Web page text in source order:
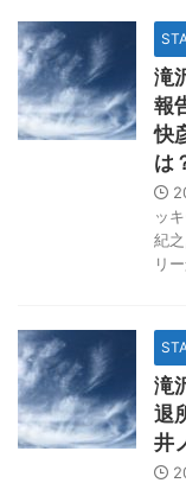
滝
報
快
は
ッ
紀之
リ
滝
退
井